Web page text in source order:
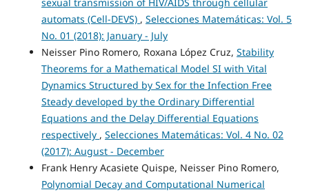
automats (Cell-DEVS) , Selecciones Matemáticas: Vol. 5
No. 01 (2018): January - July
Neisser Pino Romero, Roxana López Cruz, Stability
Theorems for a Mathematical Model SI with Vital
Dynamics Structured by Sex for the Infection Free
Steady developed by the Ordinary Differential
Equations and the Delay Differential Equations
respectively , Selecciones Matemáticas: Vol. 4 No. 02
(2017): August - December
Frank Henry Acasiete Quispe, Neisser Pino Romero,
Polynomial Decay and Computational Numerical